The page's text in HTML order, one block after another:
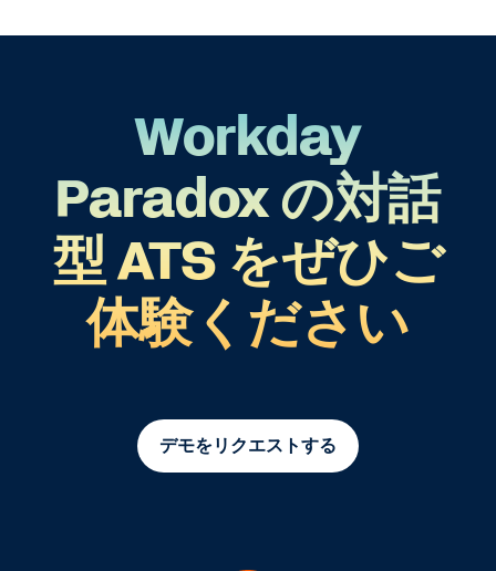
Workday
Paradox の対話
型 ATS をぜひご
体験ください
デモをリクエストする